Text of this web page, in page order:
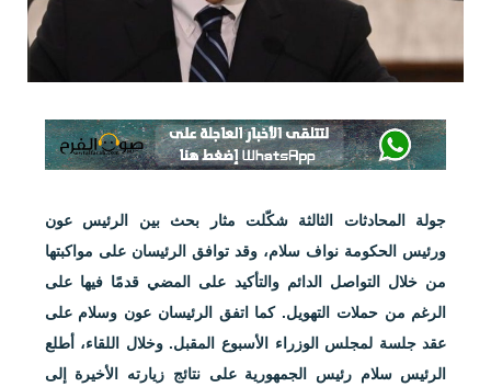
جولة المحادثات الثالثة شكّلت مثار بحث بين الرئيس عون
ورئيس الحكومة نواف سلام، وقد توافق الرئيسان على مواكبتها
من خلال التواصل الدائم والتأكيد على المضي قدمًا فيها على
الرغم من حملات التهويل. كما اتفق الرئيسان عون وسلام على
عقد جلسة لمجلس الوزراء الأسبوع المقبل. وخلال اللقاء، أطلع
الرئيس سلام رئيس الجمهورية على نتائج زيارته الأخيرة إلى